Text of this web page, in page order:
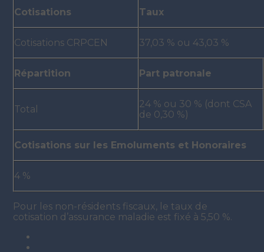
Cotisations Taux
Cotisations CRPCEN 37,03 % ou 43,03 %
Répartition Part patronale
Total
24 % ou 30 % (dont CSA
de 0,30 %)
Cotisations sur les Emoluments et Honoraires
4 %
Pour les non-résidents fiscaux, le taux de
cotisation d’assurance maladie est fixé à 5,50 %.